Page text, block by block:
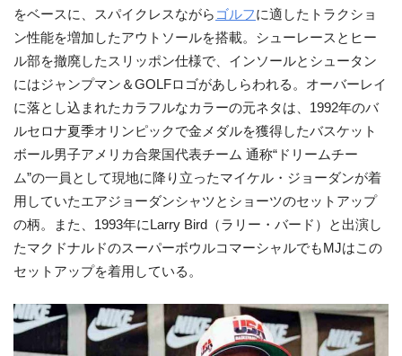
をベースに、スパイクレスながら ゴルフに適したトラクショ
ン性能を増加したアウトソールを搭載。シューレースとヒー
ル部を撤廃したスリッポン仕様で、インソールとシュータン
にはジャンプマン＆GOLFロゴがあしらわれる。オーバーレイ
に落とし込まれたカラフルなカラーの元ネタは、1992年のバ
ルセロナ夏季オリンピックで金メダルを獲得したバスケット
ボール男子アメリカ合衆国代表チーム 通称“ドリームチー
ム”の一員として現地に降り立ったマイケル・ジョーダンが着
用していたエアジョーダンシャツとショーツのセットアップ
の柄。また、1993年にLarry Bird（ラリー・バード）と出演し
たマクドナルドのスーパーボウルコマーシャルでもMJはこの
セットアップを着用している。